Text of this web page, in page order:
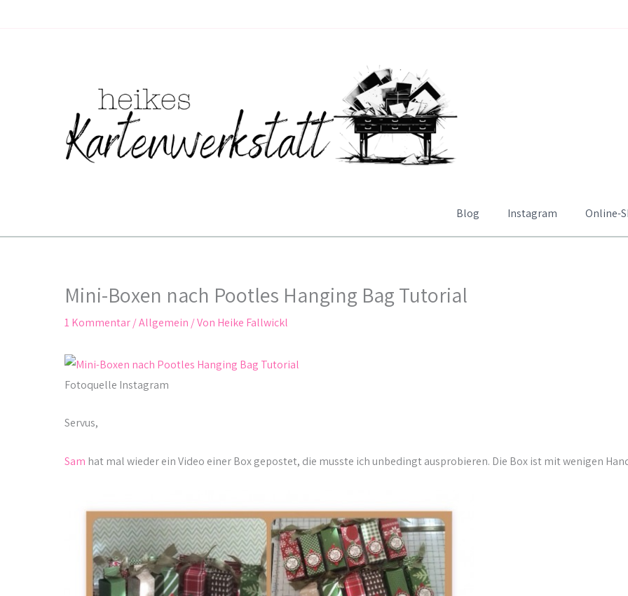
Blog Instagram Online-
Mini-Boxen nach Pootles Hanging Bag Tutorial
1 Kommentar/Allgemein / Von Heike Fallwickl
Fotoquelle Instagram
Servus,
Sam hat mal wieder ein Video einer Box gepostet, die musste ich unbedingt ausprobieren. Die Box ist mit wenigen